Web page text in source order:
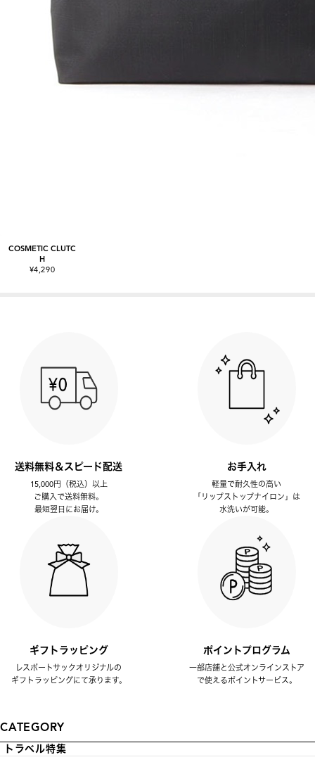
COSMETIC CLUTC
H
¥4,290
送料無料＆スピード配送
15,000円（税込）以上
ご購入で送料無料。
最短翌日にお届け。
お手入れ
軽量で耐久性の高い
「リップストップナイロン」は
水洗いが可能。
ギフトラッピング
レスポートサックオリジナルの
ギフトラッピングにて承ります。
ポイントプログラム
一部店舗と公式オンラインストア
で使えるポイントサービス。
CATEGORY
トラベル特集